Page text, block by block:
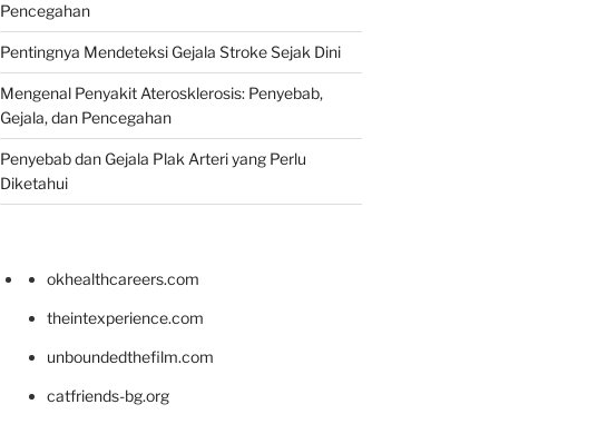
Pencegahan
Pentingnya Mendeteksi Gejala Stroke Sejak Dini
Mengenal Penyakit Aterosklerosis: Penyebab,
Gejala, dan Pencegahan
Penyebab dan Gejala Plak Arteri yang Perlu
Diketahui
okhealthcareers.com
theintexperience.com
unboundedthefilm.com
catfriends-bg.org